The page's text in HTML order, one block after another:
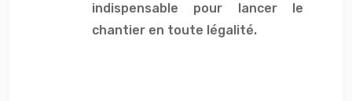
indispensable pour lancer le
chantier en toute légalité.